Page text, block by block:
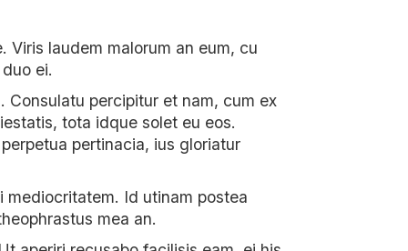
laudem malorum an eum, cu
ei.
Consulatu percipitur et nam, cum ex
tota idque solet eu eos.
pertinacia, ius gloriatur
mediocritatem. Id utinam postea
mea an.